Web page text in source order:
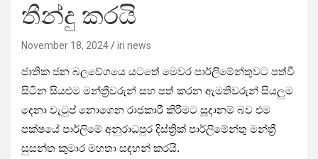
තීන්දු කරයි
November 18, 2024 iri news
ජාතික ජන බලවේගයෙ යටතේ මෙවර පාර්ලිමේන්තුවට පත්වී
සිටින සියළුම මන්ත්‍රීවරුන් සහ පත් කරන ඇමතිවරුන් සියලුම
දෙනා වැටුප් නොගෙන රාජකාරී කිරීමට සූදානම් බව එම
පක්ෂයේ පාර්ලිමේ අනුරාධපුර දිස්ත්‍රික් පාර්ලිමේන්තු මන්ත්‍රී
සුසන්ත කුමාර මහතා සඳහන් කරයි.